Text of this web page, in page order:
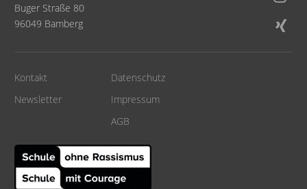
Buger Straße 80
96049 Bamberg
Kontakt
Newsletter
Datenschutz
Impressum
AGB